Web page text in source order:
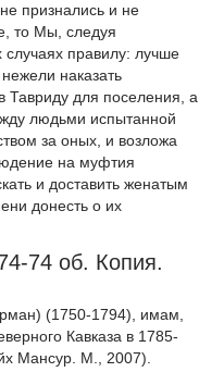
признались и не
то Мы, следуя
правилу: лучше
наказать
Тавриду для поселения, а
людьми испытанной
за оных, и возложа
на муфтия
и доставить женатым
донесть о их
74 об. Копия.
(1750-1794), имам,
Кавказа в 1785-
Мансур. М., 2007).